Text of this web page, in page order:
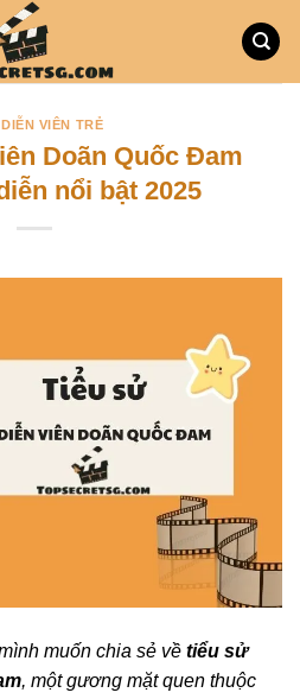
VIÊN TRẺ
Doãn Quốc Đam
nổi bật 2025
muốn chia sẻ về tiểu sử
, một gương mặt quen thuộc